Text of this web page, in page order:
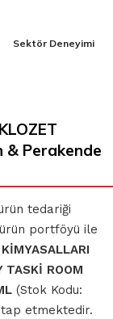
Sektör Deneyimi
& Perakende
tedariği
portföyü ile
TASKİ ROOM
(Stok Kodu:
etmektedir.